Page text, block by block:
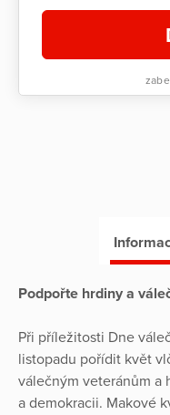
Podpořte hrdiny a
Při příležitosti Dne
listopadu pořídit květ
válečným veteránům a
a demokracii. Makové